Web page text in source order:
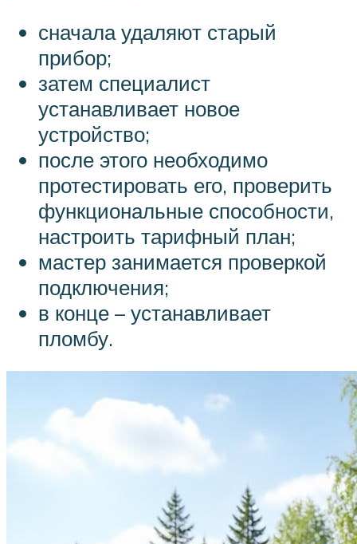
сначала удаляют старый
прибор;
затем специалист
устанавливает новое
устройство;
после этого необходимо
протестировать его, проверить
функциональные способности,
настроить тарифный план;
мастер занимается проверкой
подключения;
в конце – устанавливает
пломбу.